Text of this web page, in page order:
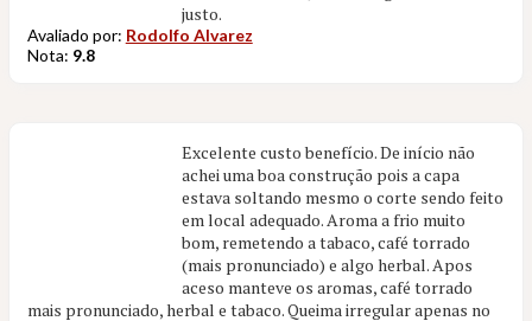
justo.
Avaliado por: Rodolfo Alvarez
Nota: 9.8
Excelente custo benefício. De início não
achei uma boa construção pois a capa
estava soltando mesmo o corte sendo feito
em local adequado. Aroma a frio muito
bom, remetendo a tabaco, café torrado
(mais pronunciado) e algo herbal. Apos
aceso manteve os aromas, café torrado
mais pronunciado, herbal e tabaco. Queima irregular apenas no